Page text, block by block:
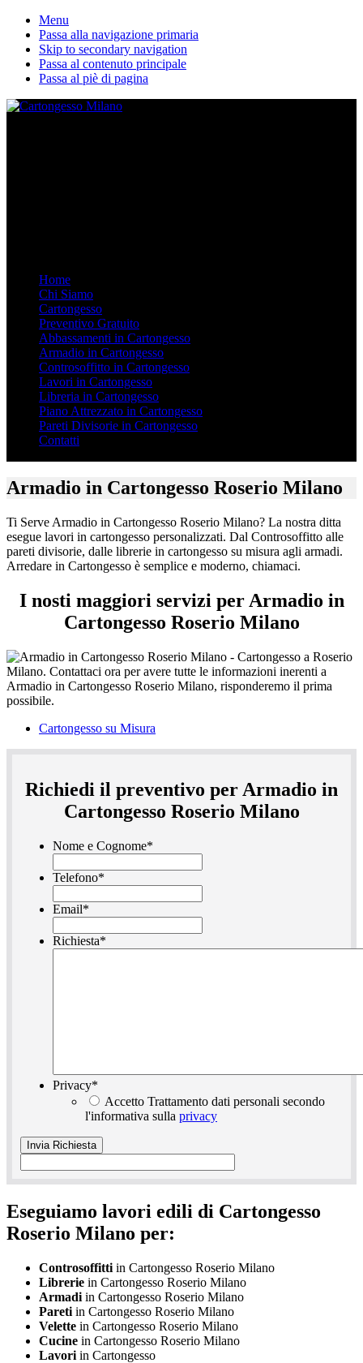
Menu
Passa alla navigazione primaria
Skip to secondary navigation
Passa al contenuto principale
Passa al piè di pagina
Home
Chi Siamo
Cartongesso
Preventivo Gratuito
Abbassamenti in Cartongesso
Armadio in Cartongesso
Controsoffitto in Cartongesso
Lavori in Cartongesso
Libreria in Cartongesso
Piano Attrezzato in Cartongesso
Pareti Divisorie in Cartongesso
Contatti
Armadio in Cartongesso Roserio Milano
Ti Serve Armadio in Cartongesso Roserio Milano? La nostra ditta
esegue lavori in cartongesso personalizzati. Dal Controsoffitto alle
pareti divisorie, dalle librerie in cartongesso su misura agli armadi.
Arredare in Cartongesso è semplice e moderno, chiamaci.
I nosti maggiori servizi per Armadio in
Cartongesso Roserio Milano
Cartongesso su Misura
Richiedi il preventivo per Armadio in
Cartongesso Roserio Milano
Nome e Cognome*
Telefono*
Email*
Richiesta*
Privacy*
Accetto Trattamento dati personali secondo
l'informativa sulla privacy
Eseguiamo lavori edili di Cartongesso
Roserio Milano per:
Controsoffitti in Cartongesso Roserio Milano
Librerie in Cartongesso Roserio Milano
Armadi in Cartongesso Roserio Milano
Pareti in Cartongesso Roserio Milano
Velette in Cartongesso Roserio Milano
Cucine in Cartongesso Roserio Milano
Lavori in Cartongesso